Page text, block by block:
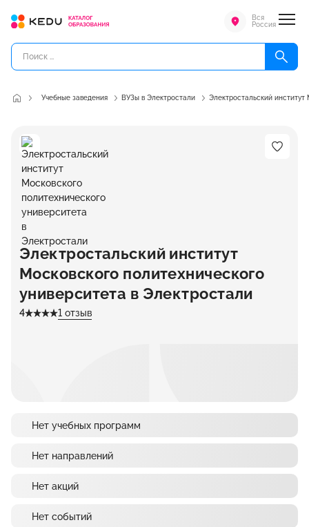
Вся
Россия
Учебные заведения ВУЗы в Электростали Электростальский институт
Электростальский институт
Московского политехнического
университета в Электростали
4 1 отзыв
Нет учебных программ
Нет направлений
Нет акций
Нет событий